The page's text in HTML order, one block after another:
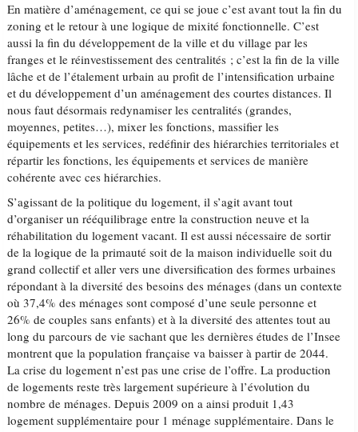
En matière d’aménagement, ce qui se joue c’est avant tout la fin du
zoning et le retour à une logique de mixité fonctionnelle. C’est
aussi la fin du développement de la ville et du village par les
franges et le réinvestissement des centralités ; c’est la fin de la ville
lâche et de l’étalement urbain au profit de l’intensification urbaine
et du développement d’un aménagement des courtes distances. Il
nous faut désormais redynamiser les centralités (grandes,
moyennes, petites…), mixer les fonctions, massifier les
équipements et les services, redéfinir des hiérarchies territoriales et
répartir les fonctions, les équipements et services de manière
cohérente avec ces hiérarchies.
S’agissant de la politique du logement, il s’agit avant tout
d’organiser un rééquilibrage entre la construction neuve et la
réhabilitation du logement vacant. Il est aussi nécessaire de sortir
de la logique de la primauté soit de la maison individuelle soit du
grand collectif et aller vers une diversification des formes urbaines
répondant à la diversité des besoins des ménages (dans un contexte
où 37,4% des ménages sont composé d’une seule personne et
26% de couples sans enfants) et à la diversité des attentes tout au
long du parcours de vie sachant que les dernières études de l’Insee
montrent que la population française va baisser à partir de 2044.
La crise du logement n’est pas une crise de l’offre. La production
de logements reste très largement supérieure à l’évolution du
nombre de ménages. Depuis 2009 on a ainsi produit 1,43
logement supplémentaire pour 1 ménage supplémentaire. Dans le